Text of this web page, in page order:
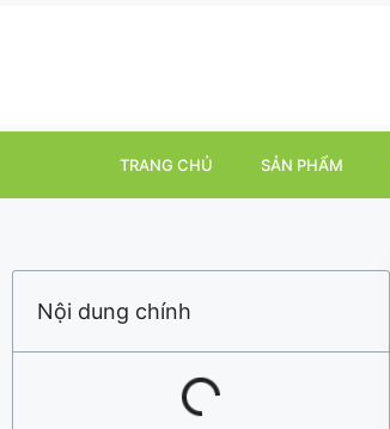
TRANG CHỦ SẢN PHẨM
Nội dung chính